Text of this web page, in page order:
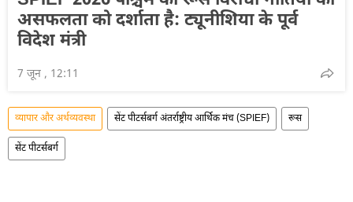
असफलता को दर्शाता है: ट्यूनीशिया के पूर्व
विदेश मंत्री
7 जून , 12:11
व्यापार और अर्थव्यवस्था सेंट पीटर्सबर्ग अंतर्राष्ट्रीय आर्थिक मंच (SPIEF) रूस
सेंट पीटर्सबर्ग